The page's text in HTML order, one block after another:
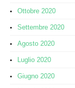
Ottobre 2020
Settembre 2020
Agosto 2020
Luglio 2020
Giugno 2020